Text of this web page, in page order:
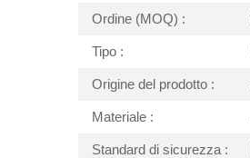
Ordine (MOQ) :
Tipo :
Origine del prodotto :
Materiale :
Standard di sicurezza :